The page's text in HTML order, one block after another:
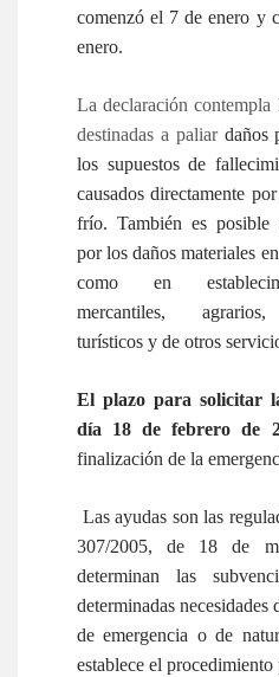
comenzó el 7 de enero y
enero.
La declaración contempla
destinadas a paliar daños
los supuestos de
causados directamente
frío. También es posible
por los daños materiales
como en
mercantiles, agrarios,
turísticos y de otros
El plazo para solicitar
día 18 de febrero de
finalización de la
Las ayudas son las
307/2005, de 18 de
determinan las
determinadas necesidades
de emergencia o de
establece el procedimiento